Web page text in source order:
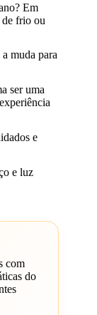
Em
de frio ou
muda para
ser uma
e
e luz
com
do